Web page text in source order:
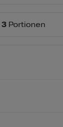
3Portionen